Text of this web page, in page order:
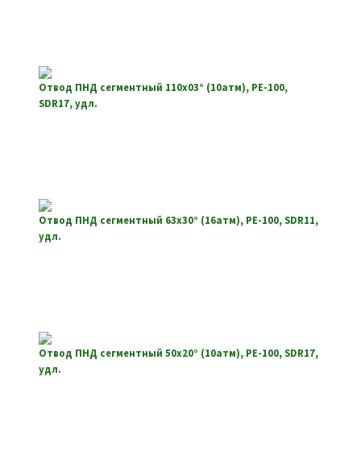
Отвод ПНД сегментный 110х03° (10атм), РЕ-100,
SDR17, удл.
Отвод ПНД сегментный 63х30° (16атм), РЕ-100, SDR11,
удл.
Отвод ПНД сегментный 50х20° (10атм), РЕ-100, SDR17,
удл.